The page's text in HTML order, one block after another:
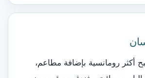
أكثر رومانسية بإضافة مطاعم،